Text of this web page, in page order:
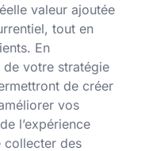
valeur ajoutée
tout en
En
de votre stratégie
de créer
vos
l’expérience
collecter des